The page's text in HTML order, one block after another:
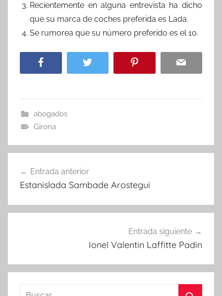
Recientemente en alguna entrevista ha dicho
que su marca de coches preferida es Lada.
Se rumorea que su número preferido es el 10.
abogados
Girona
de
Entrada anterior
Estanislada Sambade Arostegui
Entrada siguiente
Ionel Valentin Laffitte Padin
Buscar: